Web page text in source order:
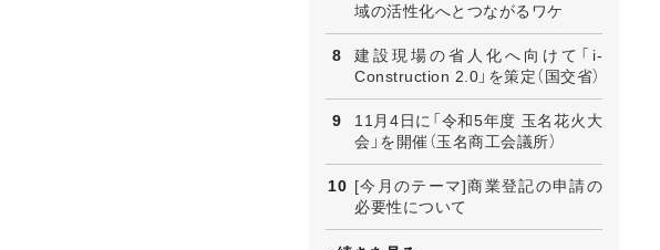
域の活性化へとつながるワケ
建設現場の省人化へ向けて「i-
Construction 2.0」を策定（国交省）
11月4日に「令和5年度 玉名花火大
会」を開催（玉名商工会議所）
[今月のテーマ]商業登記の申請の
必要性について